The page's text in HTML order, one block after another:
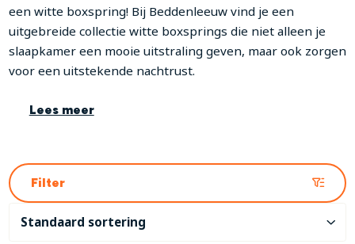
een witte boxspring! Bij Beddenleeuw vind je een
uitgebreide collectie witte boxsprings die niet alleen je
slaapkamer een mooie uitstraling geven, maar ook zorgen
voor een uitstekende nachtrust.
Lees meer
Filter